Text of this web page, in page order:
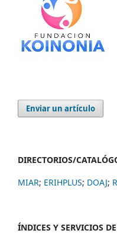
Enviar un artículo
DIRECTORIOS/
MIAR; ERIHPLUS; DOAJ;
ÍNDICES Y SERVICIOS